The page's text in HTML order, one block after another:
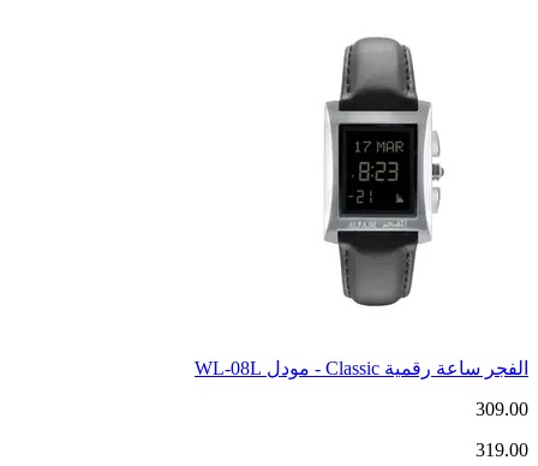
الفجر ساعة رقمية Classic - مودل WL-08L
309.00
319.00